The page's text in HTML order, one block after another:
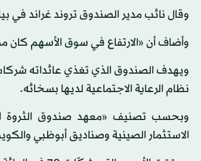
وقال نائب مدير الصندوق تروند غراند في
وأضاف أن «الارتفاع في سوق الأسهم كان
ويهدف الصندوق الذي تغذي عائداته شركات
نظام الرعاية الاجتماعية لديها بسخائه.
وبحسب تصنيف «معهد صندوق الثروة
الاستثمار الصينية وصناديق أبوظبي